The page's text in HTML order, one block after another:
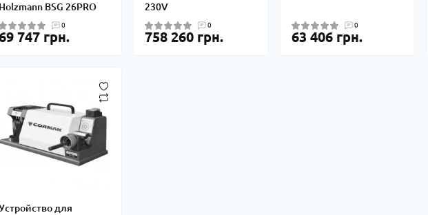
Holzmann BSG 26PRO
0
747 грн.
230V
0
758 260 грн.
0
63 406 грн.
для